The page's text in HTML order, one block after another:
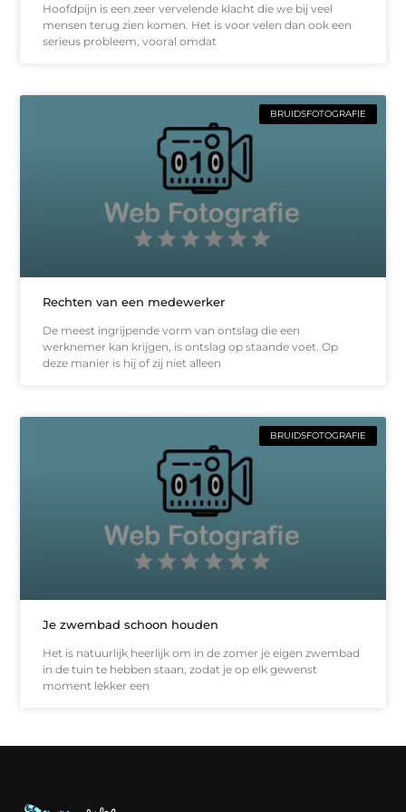
Hoofdpijn is een zeer vervelende klacht die we bij veel
mensen terug zien komen. Het is voor velen dan ook een
serieus probleem, vooral omdat
BRUIDSFOTOGRAFIE
Rechten van een medewerker
De meest ingrijpende vorm van ontslag die een
werknemer kan krijgen, is ontslag op staande voet. Op
deze manier is hij of zij niet alleen
BRUIDSFOTOGRAFIE
Je zwembad schoon houden
Het is natuurlijk heerlijk om in de zomer je eigen zwembad
in de tuin te hebben staan, zodat je op elk gewenst
moment lekker een